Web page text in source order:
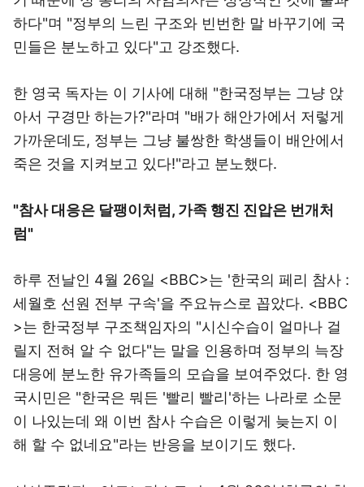
하다"며 "정부의 느린 구조와 빈번한 말 바꾸기에 국
민들은 분노하고 있다"고 강조했다.
한 영국 독자는 이 기사에 대해 "한국정부는 그냥 앉
아서 구경만 하는가?"라며 "배가 해안가에서 저렇게
가까운데도, 정부는 그냥 불쌍한 학생들이 배안에서
죽은 것을 지켜보고 있다!"라고 분노했다.
"참사 대응은 달팽이처럼, 가족 행진 진압은 번개처
럼"
하루 전날인 4월 26일 <BBC>는 '한국의 페리 참사 :
세월호 선원 전부 구속'을 주요뉴스로 꼽았다. <BBC
>는 한국정부 구조책임자의 "시신수습이 얼마나 걸
릴지 전혀 알 수 없다"는 말을 인용하며 정부의 늑장
대응에 분노한 유가족들의 모습을 보여주었다. 한 영
국시민은 "한국은 뭐든 '빨리 빨리'하는 나라로 소문
이 나있는데 왜 이번 참사 수습은 이렇게 늦는지 이
해 할 수 없네요"라는 반응을 보이기도 했다.